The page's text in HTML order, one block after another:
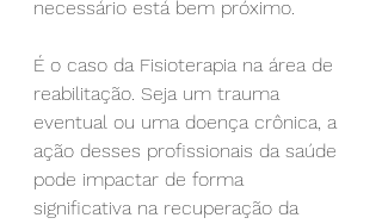
necessário está bem próximo.
É o caso da Fisioterapia na área de
reabilitação. Seja um trauma
eventual ou uma doença crônica, a
ação desses profissionais da saúde
pode impactar de forma
significativa na recuperação da